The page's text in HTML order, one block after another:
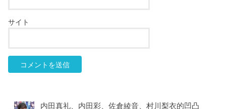
サイト
内田真礼、内田彩、佐倉綾音、村川梨衣的凹凸